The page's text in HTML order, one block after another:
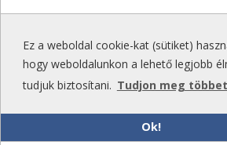
Ez a weboldal cookie-kat (sütiket)
hogy weboldalunkon a lehető legjobb
tudjuk biztosítani. Tudjon meg többet
Ok!